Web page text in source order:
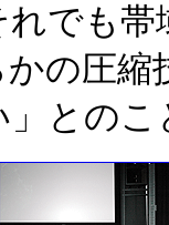
れでも
の圧
」とのこ